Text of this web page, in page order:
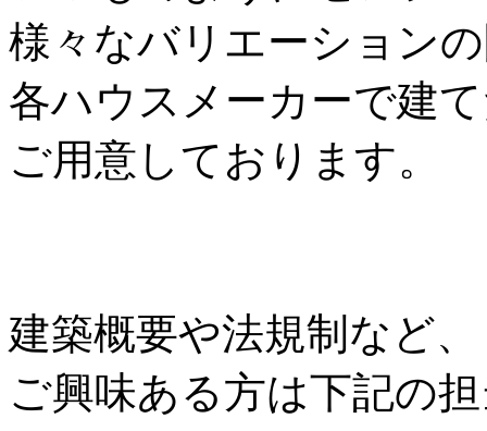
様々なバリエーション
各ハウスメーカーで建
ご用意しております。
建築概要や法規制など、
ご興味ある方は下記の